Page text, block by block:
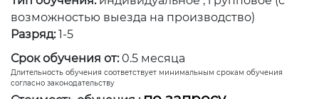
возможностью выезда на производство)
Разряд: 1-5
Срок обучения от: 0.5 месяца
Длительность обучения соответствует минимальным срокам обучения
согласно законодательству